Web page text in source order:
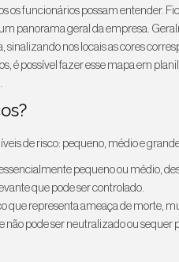
os funcionários possam entender.
panorama geral da empresa.
nos locais as cores
é possível fazer esse mapa em
de risco: pequeno, médio e
pequeno ou médio,
que pode ser controlado.
que representa ameaça de morte,
não pode ser neutralizado ou sequer